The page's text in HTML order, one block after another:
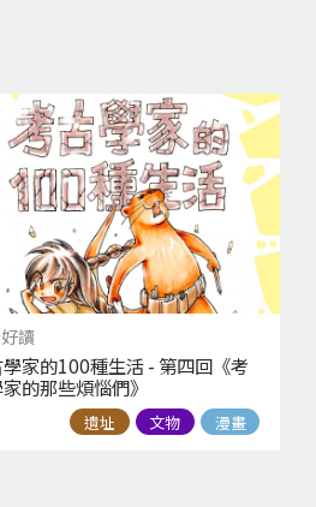
讀
家的100種生活 - 第四回《考
的那些煩惱們》
遺址 文物 漫畫